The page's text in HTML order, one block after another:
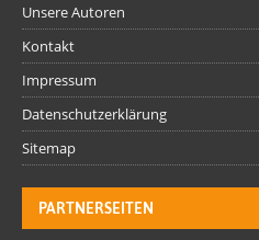
Unsere Autoren
Kontakt
Impressum
Datenschutzerklärung
Sitemap
PARTNERSEITEN